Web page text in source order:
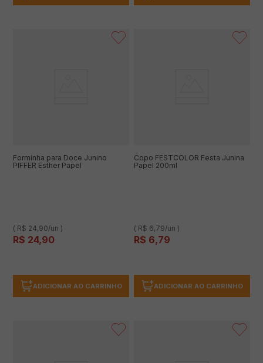
Forminha para Doce Junino
PIFFER Esther Papel
( R$ 24,90/un )
R$ 24,90
ADICIONAR AO CARRINHO
Copo FESTCOLOR Festa Junina
Papel 200ml
( R$ 6,79/un )
R$ 6,79
ADICIONAR AO CARRINHO